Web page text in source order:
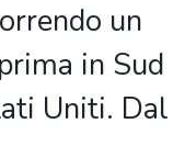
un
in Sud
Uniti. Dal